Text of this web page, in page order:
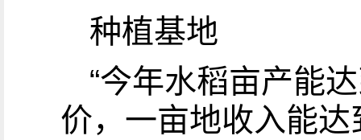
种植基地
“今年水稻亩产能
价，一亩地收入能